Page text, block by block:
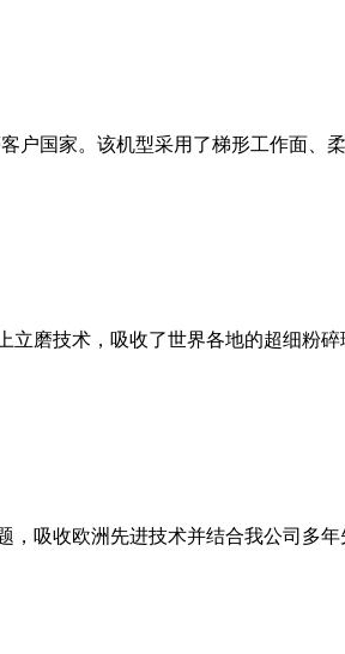
户国家。该机型采用了梯形工作面、
磨技术，吸收了世界各地的超细粉
吸收欧洲先进技术并结合我公司多